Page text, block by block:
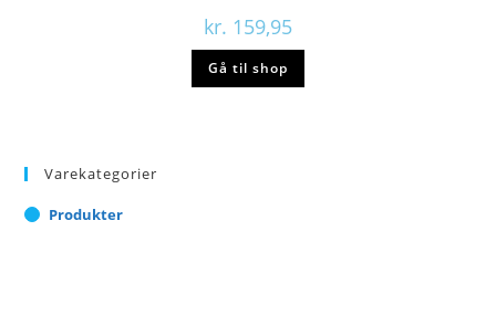
kr. 159,95
Gå til shop
Varekategorier
Produkter